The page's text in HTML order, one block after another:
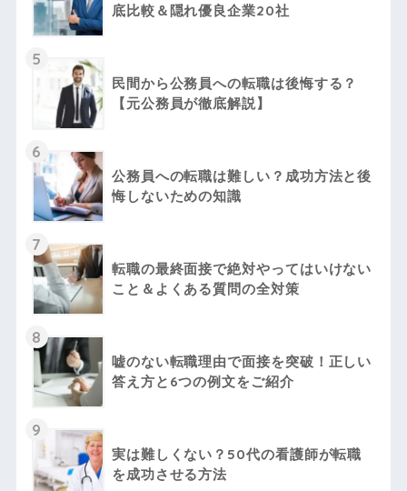
底比較＆隠れ優良企業20社
5
民間から公務員への転職は後悔する？
【元公務員が徹底解説】
6
公務員への転職は難しい？成功方法と後
悔しないための知識
7
転職の最終面接で絶対やってはいけない
こと＆よくある質問の全対策
8
嘘のない転職理由で面接を突破！正しい
答え方と6つの例文をご紹介
9
実は難しくない？50代の看護師が転職
を成功させる方法